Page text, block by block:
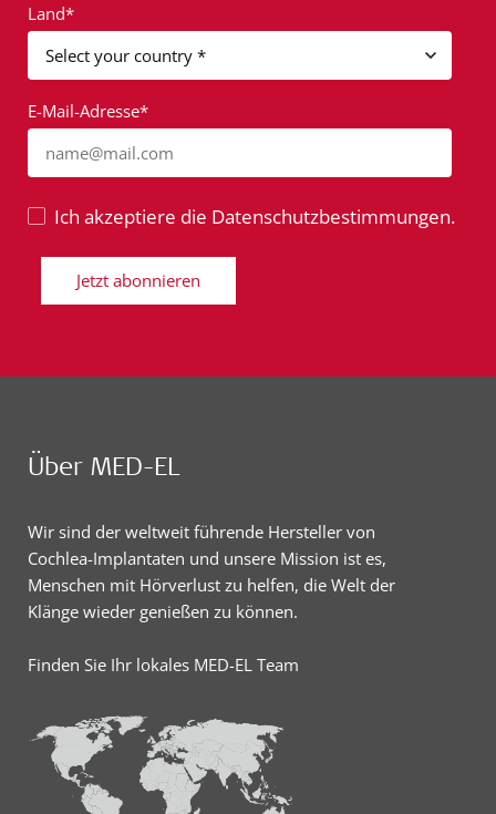
Land*
E-Mail-Adresse*
name@mail.com
Ich akzeptiere die Datenschutzbestimmungen.
Jetzt abonnieren
Über MED-EL
Wir sind der weltweit führende Hersteller von
Cochlea-Implantaten und unsere Mission ist es,
Menschen mit Hörverlust zu helfen, die Welt der
Klänge wieder genießen zu können.
Finden Sie Ihr lokales MED-EL Team